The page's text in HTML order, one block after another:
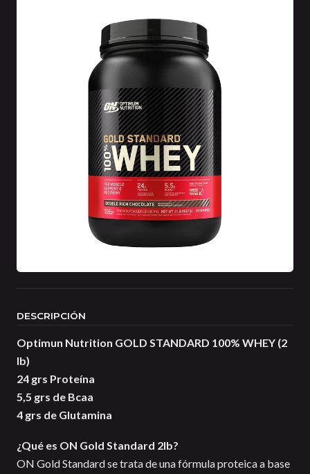
DESCRIPCIÓN
Optimun Nutrition GOLD STANDARD 100% WHEY (2
lb)
24 grs Proteína
5,5 grs de Bcaa
4 grs de Glutamina
¿Qué es ON Gold Standard 2lb?
ON Gold Standard se trata de una fórmula proteica a base